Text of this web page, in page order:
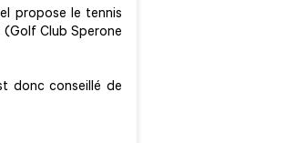
propose le tennis
Club Sperone
donc conseillé de